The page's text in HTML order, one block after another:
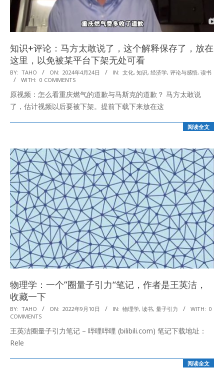
知识+评论：马方太敢说了，这个解释保存了，放在
这里，以免被某平台下架无处可看
2024-
04-
24
BY: TAHO ON: 2024年4月24日 IN: 文化, 知识, 经济学, 评论与感悟, 读书
WITH: 0 COMMENTS
原视频：怎么看重庆燃气的道歉与马斯克的道歉？ 马方太敢说
了，估计视频以后要被下架。提前下载下来放在这
阅读全文
物理学：一个”圈量子引力“笔记，作者是王英洁，
收藏一下
2022-
09-
10
BY: TAHO ON: 2022年9月10日 IN: 物理学, 读书, 量子引力 WITH: 0
COMMENTS
王英洁圈量子引力笔记 – 哔哩哔哩 (bilibili.com) 笔记下载地址：
Rele
阅读全文